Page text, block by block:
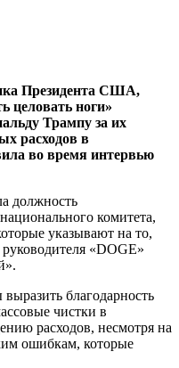
Президента США,
целовать ноги»
Трампу за их
расходов в
во время интервью
должность
комитета,
указывают на то,
«DOGE»
благодарность
чистки в
расходов, несмотря на
ошибкам, которые